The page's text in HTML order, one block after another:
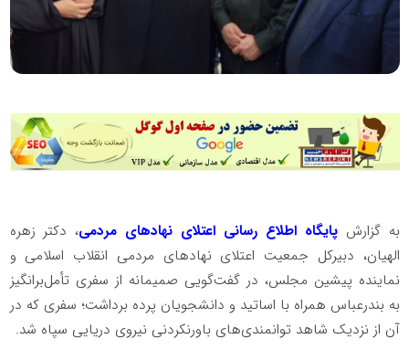
به گزارش پایگاه اطلاع رسانی اعتلای نهادهای مردمی، دکتر زهره
الهیان، دبیرکل جمعیت اعتلای نهادهای مردمی انقلاب اسلامی و
نماینده پیشین مجلس، در گفت‌گویی صمیمانه از سفری تأمل‌برانگیز
به بندرعباس همراه با اساتید و دانشجویان پرده برداشت؛ سفری که در
آن از نزدیک شاهد توانمندی‌های باورنکردنی نیروی دریایی سپاه شد.